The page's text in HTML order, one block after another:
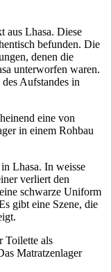
aus Lhasa. Diese
befunden. Die
denen die
unterworfen waren.
Aufstandes in
eine von
in einem Rohbau
Lhasa. In weisse
verliert den
schwarze Uniform
gibt eine Szene, die
Toilette als
Matratzenlager